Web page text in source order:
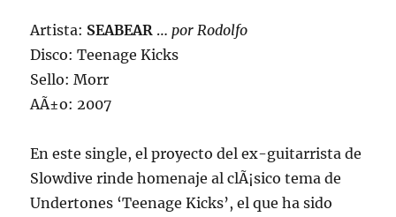
Artista: SEABEAR … por Rodolfo
Disco: Teenage Kicks
Sello: Morr
AÃ±o: 2007
En este single, el proyecto del ex-guitarrista de
Slowdive rinde homenaje al clÃ¡sico tema de
Undertones ‘Teenage Kicks’, el que ha sido